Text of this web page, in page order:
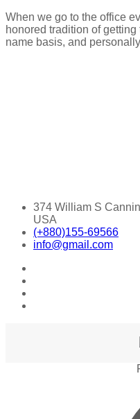
When we go to the office
honored tradition of
name basis, and
374 William S
USA
(+880)155-69566
info@gmail.com